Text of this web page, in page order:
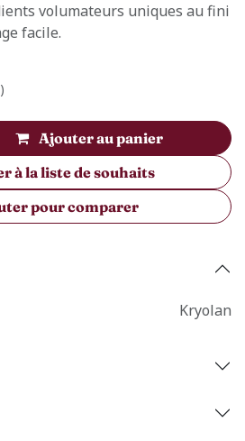
volumateurs uniques au fini
facile.
Ajouter au panier
pour comparer
à la liste de souhaits
Kryolan